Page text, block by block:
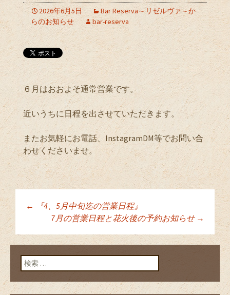
2026年6月5日
Bar Reserva～リゼルヴァ～か
らのお知らせ
bar-reserva
６月はおおよそ通常営業です。
近いうちに日程を出させていただきます。
またお気軽にお電話、InstagramDM等でお問い合
わせくださいませ。
投稿ナビゲーショ
ン
←
『4、5月中旬迄の営業日程』
7月の営業日程と花火後の予約お知らせ →
検索: